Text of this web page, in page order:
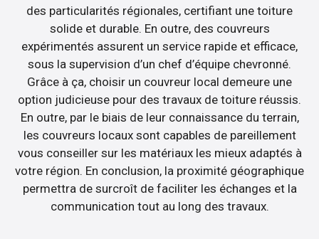
des particularités régionales, certifiant une toiture
solide et durable. En outre, des couvreurs
expérimentés assurent un service rapide et efficace,
sous la supervision d’un chef d’équipe chevronné.
Grâce à ça, choisir un couvreur local demeure une
option judicieuse pour des travaux de toiture réussis.
En outre, par le biais de leur connaissance du terrain,
les couvreurs locaux sont capables de pareillement
vous conseiller sur les matériaux les mieux adaptés à
votre région. En conclusion, la proximité géographique
permettra de surcroît de faciliter les échanges et la
communication tout au long des travaux.